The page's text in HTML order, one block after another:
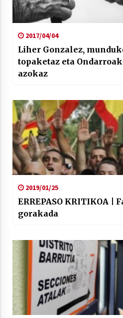
2017/04/04
Liher Gonzalez,
topaketaz eta
azokaz
2019/01/25
ERREPASO KRITIKOA |
gorakada